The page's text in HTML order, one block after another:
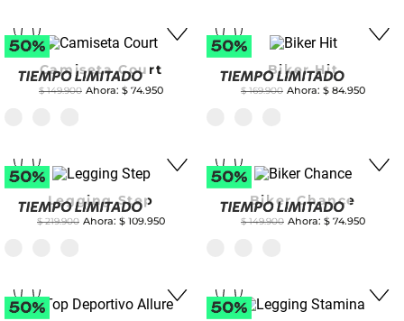
Camiseta Court
$ 149.900 $ 74.950
Biker Hit
$ 169.900 $ 84.950
Legging Step
$ 219.900 $ 109.950
Biker Chance
$ 149.900 $ 74.950